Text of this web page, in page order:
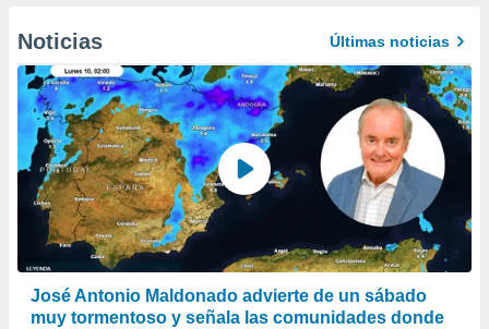
Noticias Últimas noticias
José Antonio Maldonado advierte de un sábado
muy tormentoso y señala las comunidades donde